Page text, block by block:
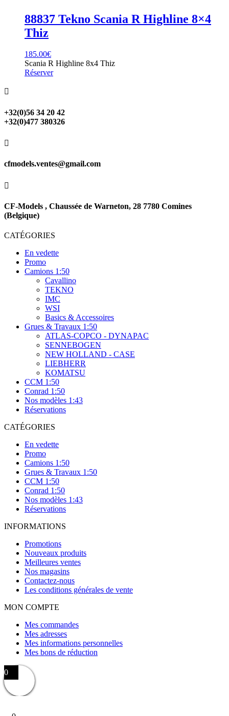
88837 Tekno Scania R Highline 8×4
Thiz
185.00€
Scania R Highline 8x4 Thiz
Réserver

+32(0)56 34 20 42
+32(0)477 380326

cfmodels.ventes@gmail.com

CF-Models , Chaussée de Warneton, 28 7780 Comines
(Belgique)
CATÉGORIES
En vedette
Promo
Camions 1:50
Cavallino
TEKNO
IMC
WSI
Basics & Accessoires
Grues & Travaux 1:50
ATLAS-COPCO - DYNAPAC
SENNEBOGEN
NEW HOLLAND - CASE
LIEBHERR
KOMATSU
CCM 1:50
Conrad 1:50
Nos modèles 1:43
Réservations
CATÉGORIES
En vedette
Promo
Camions 1:50
Grues & Travaux 1:50
CCM 1:50
Conrad 1:50
Nos modèles 1:43
Réservations
INFORMATIONS
Promotions
Nouveaux produits
Meilleures ventes
Nos magasins
Contactez-nous
Les conditions générales de vente
MON COMPTE
Mes commandes
Mes adresses
Mes informations personnelles
Mes bons de réduction
0